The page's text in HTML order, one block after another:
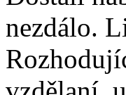
nezdálo.